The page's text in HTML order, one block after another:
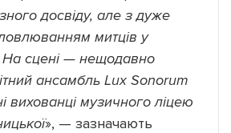
досвіду, але з дуже
митців у
На сцені — нещодавно
ансамбль Lux Sonorum
вихованці музичного ліцею
», — зазначають